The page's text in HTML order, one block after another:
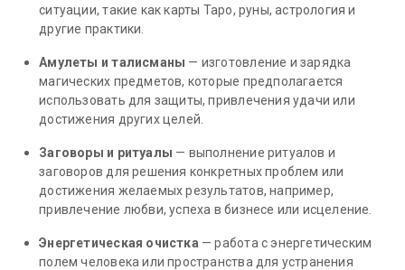
ситуации, такие как карты Таро, руны, астрология и
другие практики.
Амулеты и талисманы — изготовление и зарядка
магических предметов, которые предполагается
использовать для защиты, привлечения удачи или
достижения других целей.
Заговоры и ритуалы — выполнение ритуалов и
заговоров для решения конкретных проблем или
достижения желаемых результатов, например,
привлечение любви, успеха в бизнесе или исцеление.
Энергетическая очистка — работа с энергетическим
полем человека или пространства для устранения